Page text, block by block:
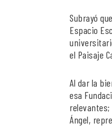
Subrayó
Espacio
el Paisaje
Al dar la
esa
Ángel,